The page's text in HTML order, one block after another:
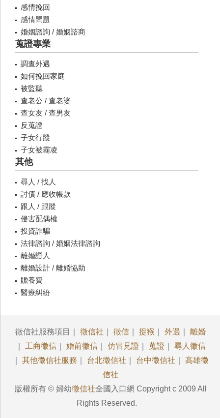
感情挽回
感情問題
婚姻諮詢 / 婚姻諮商
蒐證專業
調查外遇
如何挽回家庭
被監聽
查老公 / 查老婆
查女友 / 查男友
反蒐證
子女行蹤
子女被霸凌
其他
尋人 / 找人
討債 / 應收帳款
跟人 / 跟蹤
侵害配偶權
投資詐騙
法律諮詢 / 婚姻法律諮詢
離婚證人
離婚設計 / 離婚協助
贍養費
醫療糾紛
徵信社服務項目｜ 徵信社 徵信 捉猴 外遇
離婚
工商徵信 婚前徵信 仿冒見證 蒐證
尋人徵信
其他徵信社服務 台北徵信社 台中徵信社
高雄徵
信社
版權所有 © 婦幼徵信社全國入口網 Copyright c 2009 All
Rights Reserved.